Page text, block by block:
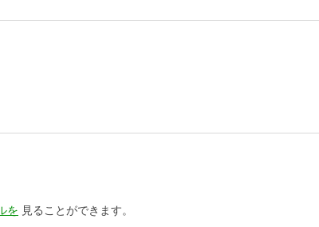
を 見ることができます。